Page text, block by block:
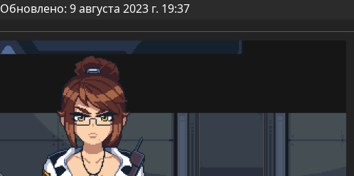
Обновлено: 9 августа 2023 г. 19:37